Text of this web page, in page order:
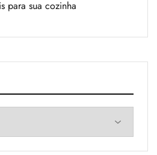
para sua cozinha